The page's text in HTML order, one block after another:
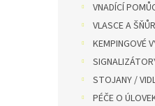
VNADÍCÍ
VLASCE A
KEMPINGOVÉ
STOJANY /
PÉČE O